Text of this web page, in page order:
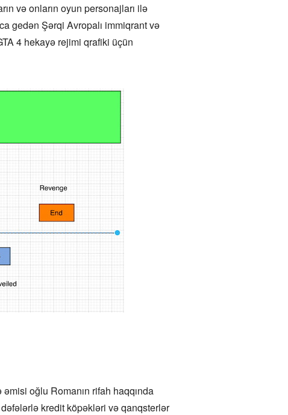
və onların oyun personajları ilə
gedən Şərqi Avropalı immiqrant və
4 hekayə rejimi qrafiki üçün
oğlu Romanın rifah haqqında
kredit köpəkləri və qanqsterlər